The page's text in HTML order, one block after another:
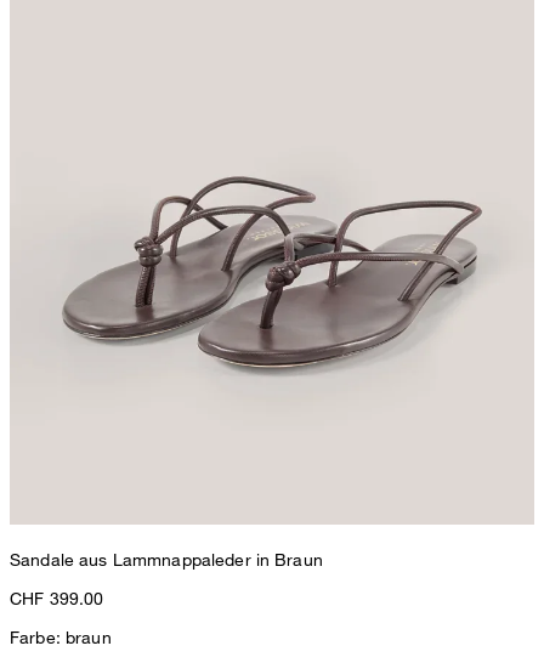
Sandale aus Lammnappaleder in Braun
CHF 399.00
Farbe: braun